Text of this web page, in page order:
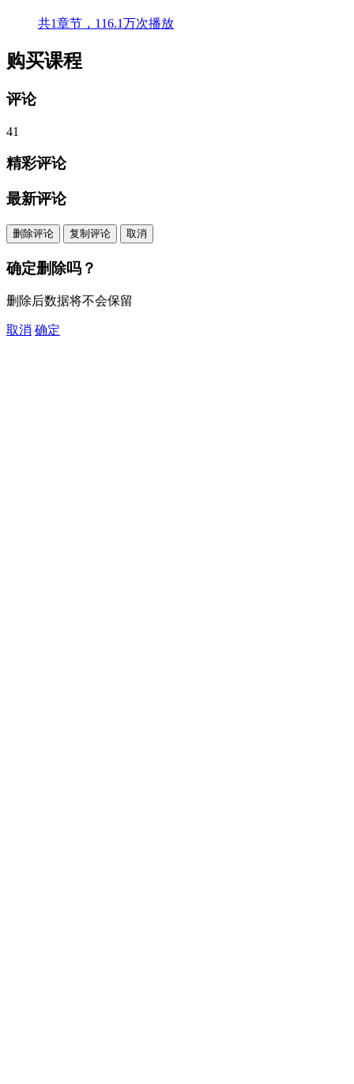
共1章节，116.1万次播放
购买课程
评论
41
精彩评论
最新评论
删除评论 复制评论 取消
确定删除吗？
删除后数据将不会保留
取消 确定